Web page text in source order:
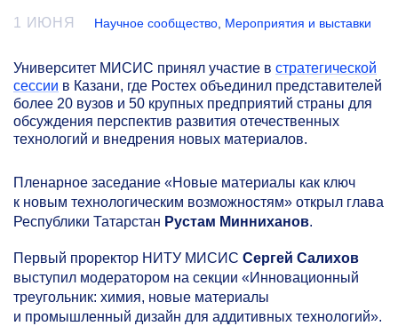
1 ИЮНЯ Научное сообщество, Мероприятия и выставки
Университет МИСИС принял участие в стратегической
сессии в Казани, где Ростех объединил представителей
более 20 вузов и 50 крупных предприятий страны для
обсуждения перспектив развития отечественных
технологий и внедрения новых материалов.
Пленарное заседание «Новые материалы как ключ
к новым технологическим возможностям» открыл глава
Республики Татарстан Рустам Минниханов.
Первый проректор НИТУ МИСИС Сергей Салихов
выступил модератором на секции «Инновационный
треугольник: химия, новые материалы
и промышленный дизайн для аддитивных технологий».